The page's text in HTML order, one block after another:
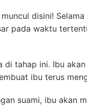
disini!
pada waktu
di tahap ini. Ibu
ibu terus
suami, ibu akan